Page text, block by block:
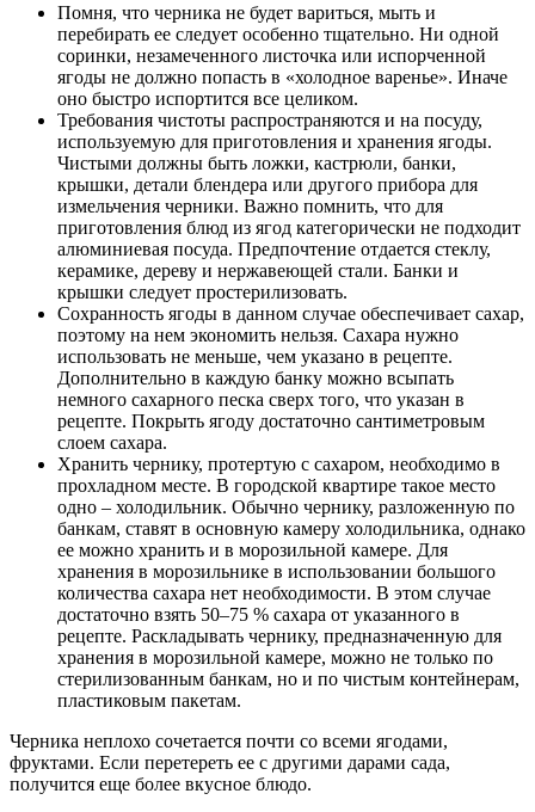
Помня, что черника не будет вариться, мыть и
перебирать ее следует особенно тщательно. Ни одной
соринки, незамеченного листочка или испорченной
ягоды не должно попасть в «холодное варенье». Иначе
оно быстро испортится все целиком.
Требования чистоты распространяются и на посуду,
используемую для приготовления и хранения ягоды.
Чистыми должны быть ложки, кастрюли, банки,
крышки, детали блендера или другого прибора для
измельчения черники. Важно помнить, что для
приготовления блюд из ягод категорически не подходит
алюминиевая посуда. Предпочтение отдается стеклу,
керамике, дереву и нержавеющей стали. Банки и
крышки следует простерилизовать.
Сохранность ягоды в данном случае обеспечивает сахар,
поэтому на нем экономить нельзя. Сахара нужно
использовать не меньше, чем указано в рецепте.
Дополнительно в каждую банку можно всыпать
немного сахарного песка сверх того, что указан в
рецепте. Покрыть ягоду достаточно сантиметровым
слоем сахара.
Хранить чернику, протертую с сахаром, необходимо в
прохладном месте. В городской квартире такое место
одно – холодильник. Обычно чернику, разложенную по
банкам, ставят в основную камеру холодильника, однако
ее можно хранить и в морозильной камере. Для
хранения в морозильнике в использовании большого
количества сахара нет необходимости. В этом случае
достаточно взять 50–75 % сахара от указанного в
рецепте. Раскладывать чернику, предназначенную для
хранения в морозильной камере, можно не только по
стерилизованным банкам, но и по чистым контейнерам,
пластиковым пакетам.
Черника неплохо сочетается почти со всеми ягодами,
фруктами. Если перетереть ее с другими дарами сада,
получится еще более вкусное блюдо.